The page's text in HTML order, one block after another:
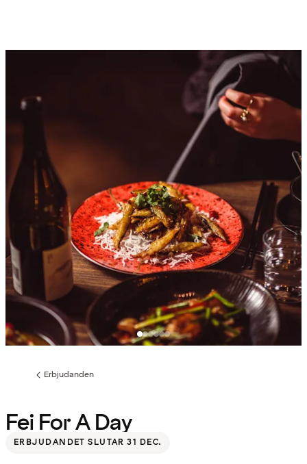
Föregående
Erbjudanden
Fei For A Day
ERBJUDANDET SLUTAR 31 DEC.